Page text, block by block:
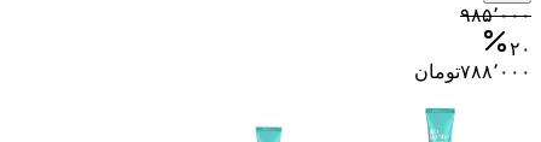
۹۸۵٬۰۰۰
۲۰
۷۸۸٬۰۰۰تومان